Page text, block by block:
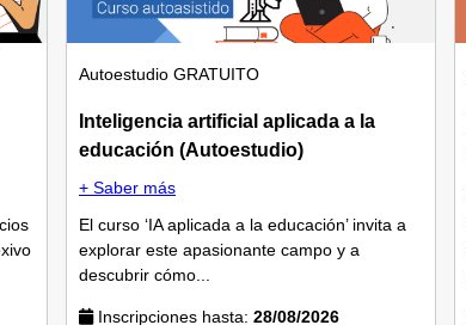
Autoestudio GRATUITO
Inteligencia artificial aplicada a la
educación (Autoestudio)
+ Saber más
El curso ‘IA aplicada a la educación’ invita a
explorar este apasionante campo y a
descubrir cómo...
Inscripciones hasta: 28/08/2026